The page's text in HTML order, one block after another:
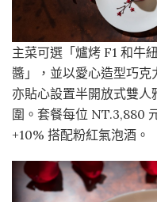
主菜可選「爐烤 F1 和牛
醬」，並以愛心造型巧
亦貼心設置半開放式雙
圍。套餐每位 NT.3,880
+10% 搭配粉紅氣泡酒。